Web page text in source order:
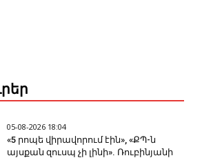
05-08-2026 18:04
«5 րոպե վիրավորում էին», «ՔՊ-ն
այսքան զուսպ չի լինի». Ռուբինյանի